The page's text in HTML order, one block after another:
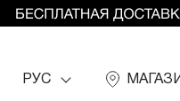
РУС